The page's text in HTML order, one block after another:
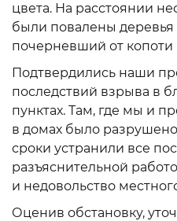
цвета. На расстоянии
были повалены деревья
почерневший от копоти
Подтвердились наши
последствий взрыва в
пунктах. Там, где мы и
в домах было
сроки устранили все
разъяснительной
и недовольство
Оценив обстановку,